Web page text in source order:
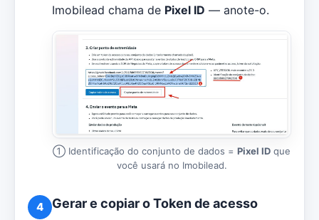
Imobilead chama de Pixel ID — anote-o.
① Identificação do conjunto de dados = Pixel ID que
você usará no Imobilead.
4 Gerar e copiar o Token de acesso